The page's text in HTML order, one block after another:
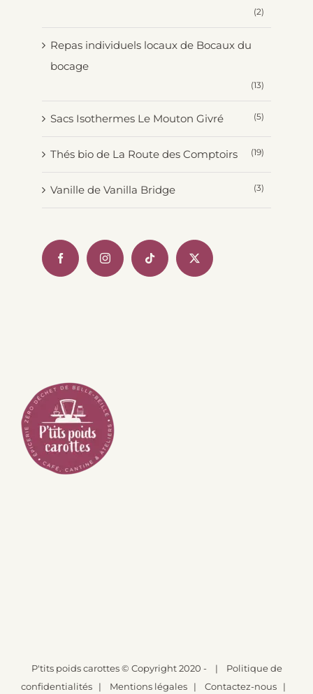
(2)
Repas individuels locaux de Bocaux du
bocage
(13)
Sacs Isothermes Le Mouton Givré (5)
Thés bio de La Route des Comptoirs (19)
Vanille de Vanilla Bridge (3)
P'tits poids carottes© Copyright 2020 - | Politique de
confidentialités | Mentions légales | Contactez-nous |